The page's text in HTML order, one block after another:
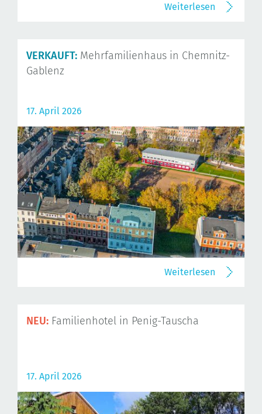
Weiterlesen
VERKAUFT: Mehrfamilienhaus in Chemnitz-
Gablenz
17. April 2026
Weiterlesen
NEU: Familienhotel in Penig-Tauscha
17. April 2026